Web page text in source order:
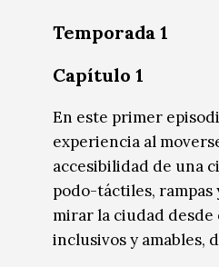
Temporada 1
Capítulo 1
En este primer
experiencia al
accesibilidad de una
podo-táctiles,
mirar la ciudad desde
inclusivos y amables,